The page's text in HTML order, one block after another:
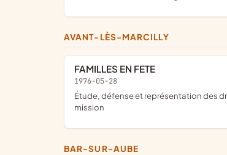
AVANT-LÈS-MARCILLY
FAMILLES EN FETE
1976-05-28
étude, défense et représentation des droits, des intérêts moraux et matériels des familles rurales; création de tous services susceptibles de les aider a remplir efficacement leur
mission
BAR-SUR-AUBE